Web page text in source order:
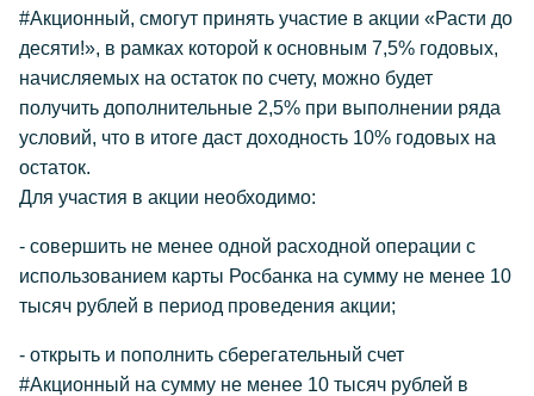
#Акционный, смогут принять участие в акции «Расти до
десяти!», в рамках которой к основным 7,5% годовых,
начисляемых на остаток по счету, можно будет
получить дополнительные 2,5% при выполнении ряда
условий, что в итоге даст доходность 10% годовых на
остаток.
Для участия в акции необходимо:
- совершить не менее одной расходной операции с
использованием карты Росбанка на сумму не менее 10
тысяч рублей в период проведения акции;
- открыть и пополнить сберегательный счет
#Акционный на сумму не менее 10 тысяч рублей в